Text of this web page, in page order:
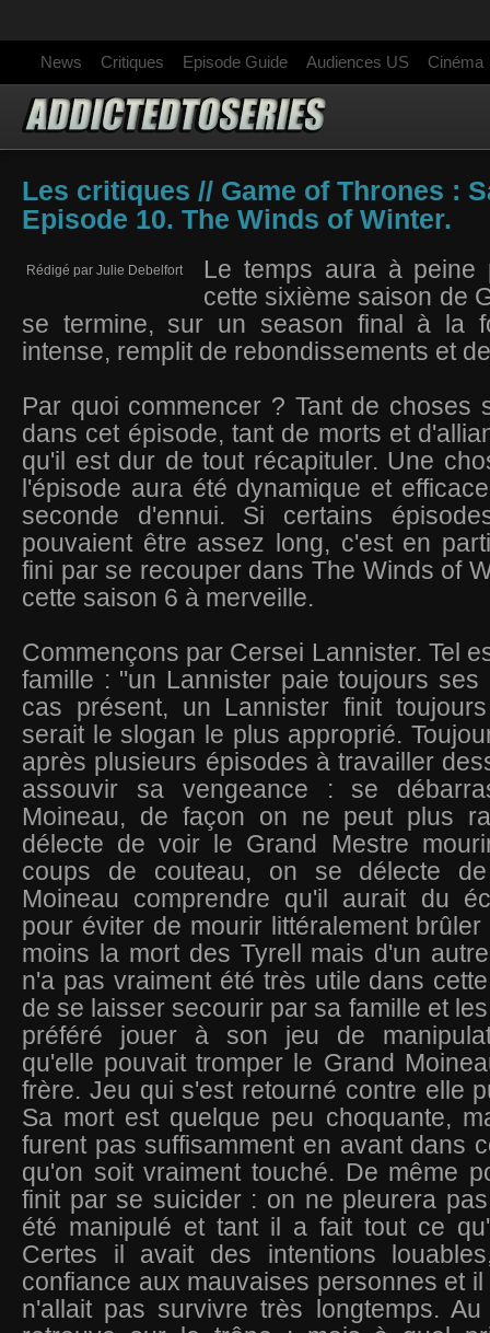
News Critiques Episode Guide Audiences US Cinéma
Les critiques // Game of Thrones :
Episode 10. The Winds of Winter.
Rédigé par Julie Debelfort
Le temps aura à peine
cette sixième saison de
se termine, sur un season final à la
intense, remplit de rebondissements et
Par quoi commencer ? Tant de choses
dans cet épisode, tant de morts et
qu'il est dur de tout récapituler. Une
l'épisode aura été dynamique et
seconde d'ennui. Si certains
pouvaient être assez long, c'est en
fini par se recouper dans The Winds of
cette saison 6 à merveille.
Commençons par Cersei Lannister. Tel
famille : "un Lannister paie toujours ses
cas présent, un Lannister finit
serait le slogan le plus approprié.
après plusieurs épisodes à travailler
assouvir sa vengeance : se
Moineau, de façon on ne peut plus
délecte de voir le Grand Mestre
coups de couteau, on se délecte
Moineau comprendre qu'il aurait du
pour éviter de mourir littéralement
moins la mort des Tyrell mais d'un
n'a pas vraiment été très utile dans
de se laisser secourir par sa famille et
préféré jouer à son jeu de
qu'elle pouvait tromper le Grand
frère. Jeu qui s'est retourné contre elle
Sa mort est quelque peu choquante,
furent pas suffisamment en avant dans
qu'on soit vraiment touché. De même
finit par se suicider : on ne pleurera
été manipulé et tant il a fait tout ce
Certes il avait des intentions
confiance aux mauvaises personnes et
n'allait pas survivre très longtemps.